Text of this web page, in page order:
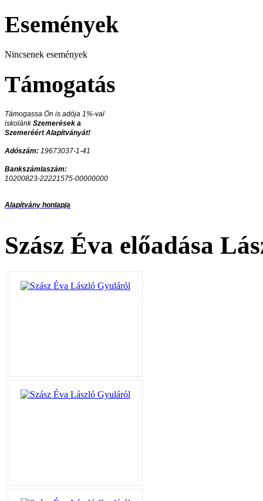
Események
Nincsenek események
Támogatás
Támogassa Ön is adója 1%-val
iskolánkSzemerések a
Szemeréért Alapítványát!
Adószám: 19673037-1-41
Bankszámlaszám:
10200823-22221575-00000000
Alapítvány honlapja
Szász Éva előadása